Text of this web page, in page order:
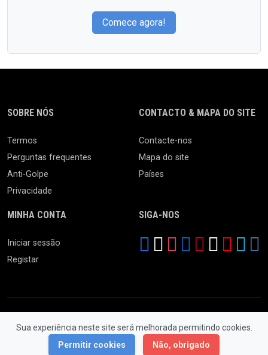
Comece agora!
Sua experiência neste site será melhorada permitindo cookies.
Permitir cookies
Não, obrigado
SOBRE NÓS
Termos
Perguntas frequentes
Anti-Golpe
Privacidade
CONTACTO & MAPA DO SITE
Contacte-nos
Mapa do site
Países
MINHA CONTA
Iniciar sessão
Registar
SIGA-NOS
© 2026 Feira da Ladra. Todos os Direitos Reservados.